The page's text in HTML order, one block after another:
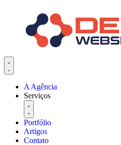
A Agência
Serviços
Portfólio
Artigos
Contato